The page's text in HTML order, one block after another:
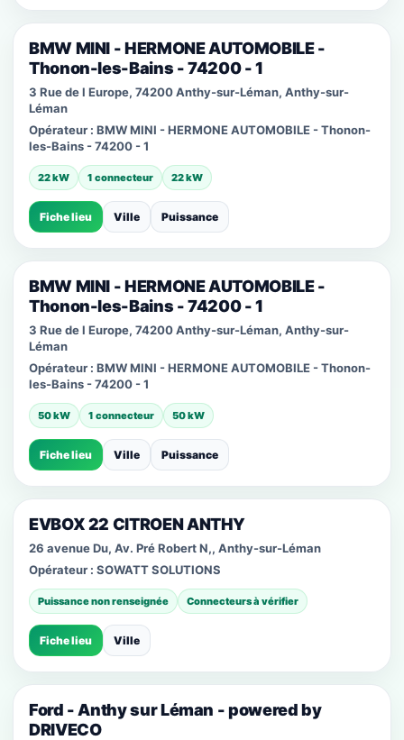
BMW MINI - HERMONE AUTOMOBILE -
Thonon-les-Bains - 74200 - 1
3 Rue de l Europe, 74200 Anthy-sur-Léman, Anthy-sur-
Léman
Opérateur : BMW MINI - HERMONE AUTOMOBILE - Thonon-
les-Bains - 74200 - 1
22 kW 1 connecteur 22 kW
Fiche lieu Ville Puissance
BMW MINI - HERMONE AUTOMOBILE -
Thonon-les-Bains - 74200 - 1
3 Rue de l Europe, 74200 Anthy-sur-Léman, Anthy-sur-
Léman
Opérateur : BMW MINI - HERMONE AUTOMOBILE - Thonon-
les-Bains - 74200 - 1
50 kW 1 connecteur 50 kW
Fiche lieu Ville Puissance
EVBOX 22 CITROEN ANTHY
26 avenue Du, Av. Pré Robert N,, Anthy-sur-Léman
Opérateur : SOWATT SOLUTIONS
Puissance non renseignée Connecteurs à vérifier
Fiche lieu Ville
Ford - Anthy sur Léman - powered by
DRIVECO